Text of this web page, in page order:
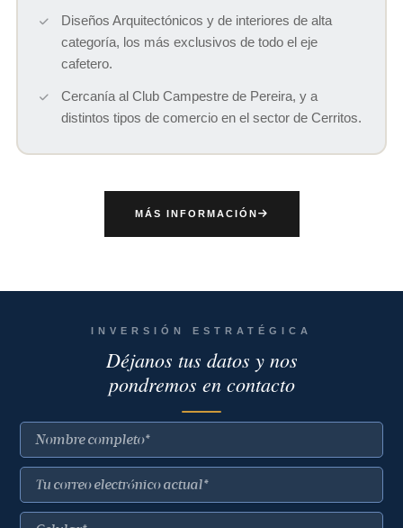
Diseños Arquitectónicos y de interiores de alta
categoría, los más exclusivos de todo el eje
cafetero.
Cercanía al Club Campestre de Pereira, y a
distintos tipos de comercio en el sector de Cerritos.
MÁS INFORMACIÓN
INVERSIÓN ESTRATÉGICA
Déjanos tus datos y nos
pondremos en contacto